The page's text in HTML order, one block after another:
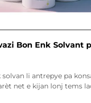
Bon Enk Solvant
solvan li antrepye pa
net e kijan lonj tems